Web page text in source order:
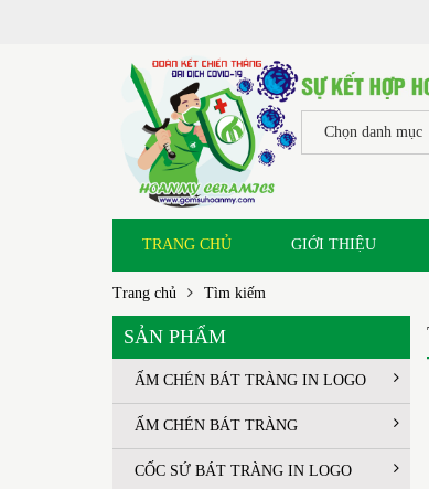
Chọn danh mục
TRANG CHỦ GIỚI THIỆU
Trang chủ Tìm kiếm
SẢN PHẨM
ẤM CHÉN BÁT TRÀNG IN LOGO
ẤM CHÉN BÁT TRÀNG
CỐC SỨ BÁT TRÀNG IN LOGO